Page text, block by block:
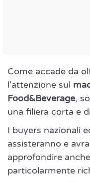
Come accade da
l'attenzione sul
Food&Beverage,
una filiera corta e
I buyers nazionali
assisteranno e
approfondire
particolarmente